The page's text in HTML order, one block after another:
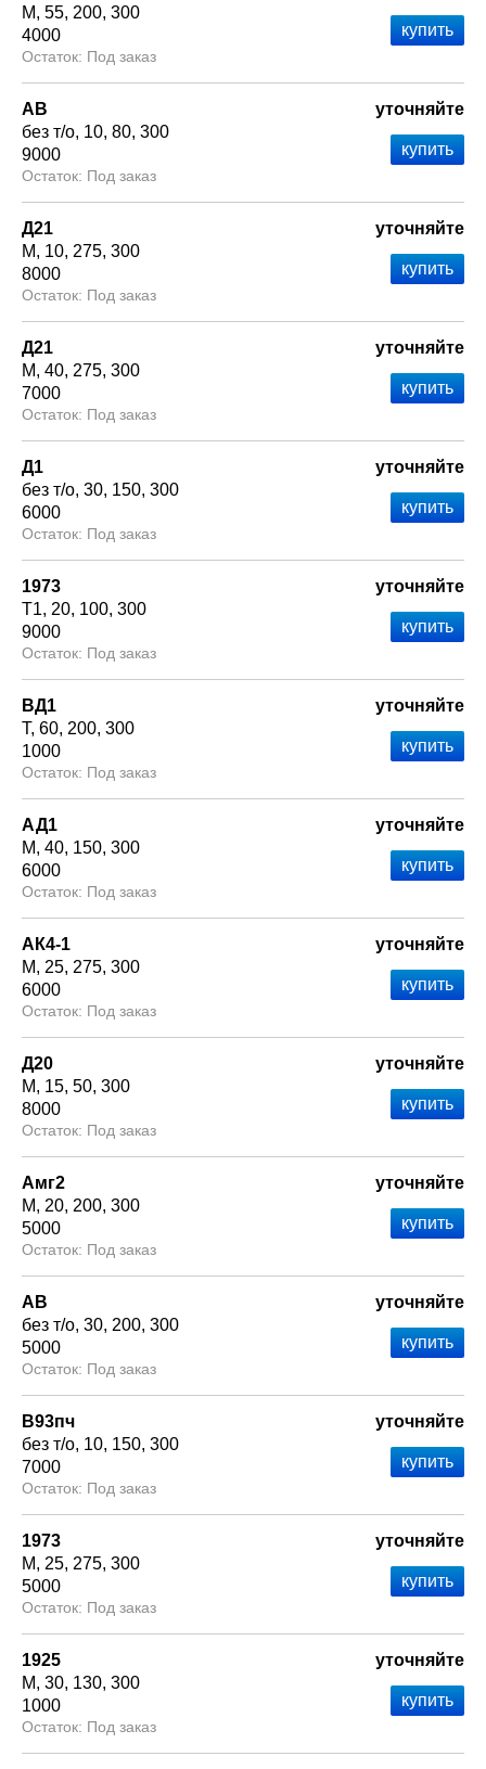
М 55 200 300
4000
Под заказ
АВ
без т/о 10 80 300
9000
Под заказ
уточняйте
Д21
М
10 275 300
8000
Под заказ
уточняйте
Д21
М 40 275 300
7000
Под заказ
уточняйте
Д1
без т/о 30 150 300
6000
Под заказ
уточняйте
1973
Т1 20 100 300
9000
Под заказ
уточняйте
ВД1
Т 60 200 300
1000
Под заказ
уточняйте
АД1
М 40 150 300
6000
Под заказ
уточняйте
АК4-1
М
25 275 300
6000
Под заказ
уточняйте
Д20
М
15 50 300
8000
Под заказ
уточняйте
Амг2
М
20 200 300
5000
Под заказ
уточняйте
АВ
без т/о 30 200 300
5000
Под заказ
уточняйте
В93пч
без т/о 10 150 300
7000
Под заказ
уточняйте
1973
М
25 275 300
5000
Под заказ
уточняйте
1925
М 30 130 300
1000
Под заказ
уточняйте